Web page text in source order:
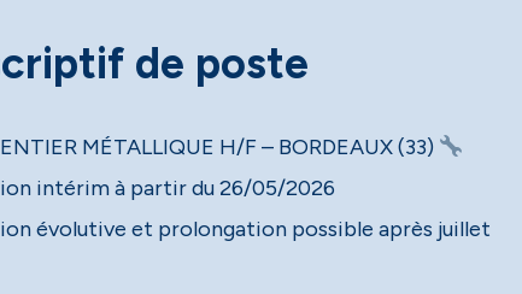
de poste
MÉTALLIQUE H/F – BORDEAUX (33)
évolutive et prolongation possible après juillet